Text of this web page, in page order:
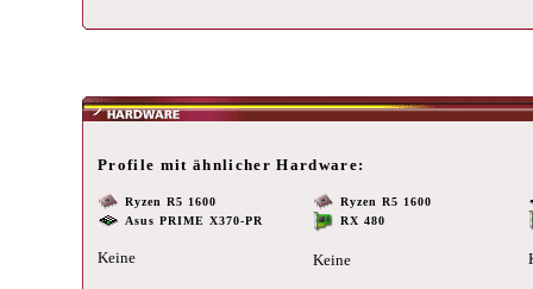
Profile mit ähnlicher Hardware:
Ryzen R5 1600
Asus PRIME X370-PR
Keine
Ryzen R5 1600
RX 480
Keine